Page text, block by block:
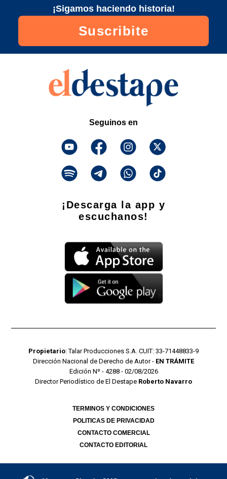
¡Sigamos haciendo historia!
Suscribite
Seguinos en
¡Descarga la app y
escuchanos!
Propietario: Talar Producciones S.A. CUIT: 33-71448833-9
Dirección Nacional de Derecho de Autor - EN TRÁMITE
Edición Nº - 4288 - 02/08/2026
Director Periodístico de El Destape Roberto Navarro
TERMINOS Y CONDICIONES
POLITICAS DE PRIVACIDAD
CONTACTO COMERCIAL
CONTACTO EDITORIAL